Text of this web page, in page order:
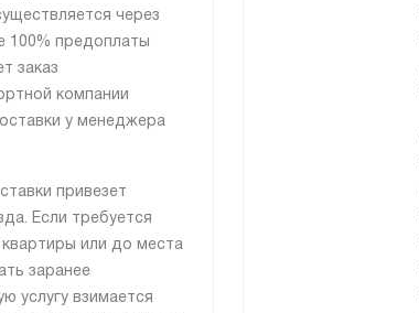
через
100% предоплаты
заказ
компании
у менеджера
привезет
Если требуется
или до места
заранее
услугу взимается